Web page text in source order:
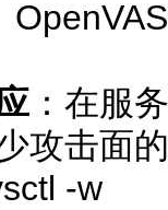
：在服
攻击面
-w